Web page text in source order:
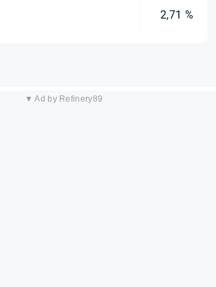
2,71 %
▼ Ad by Refinery89